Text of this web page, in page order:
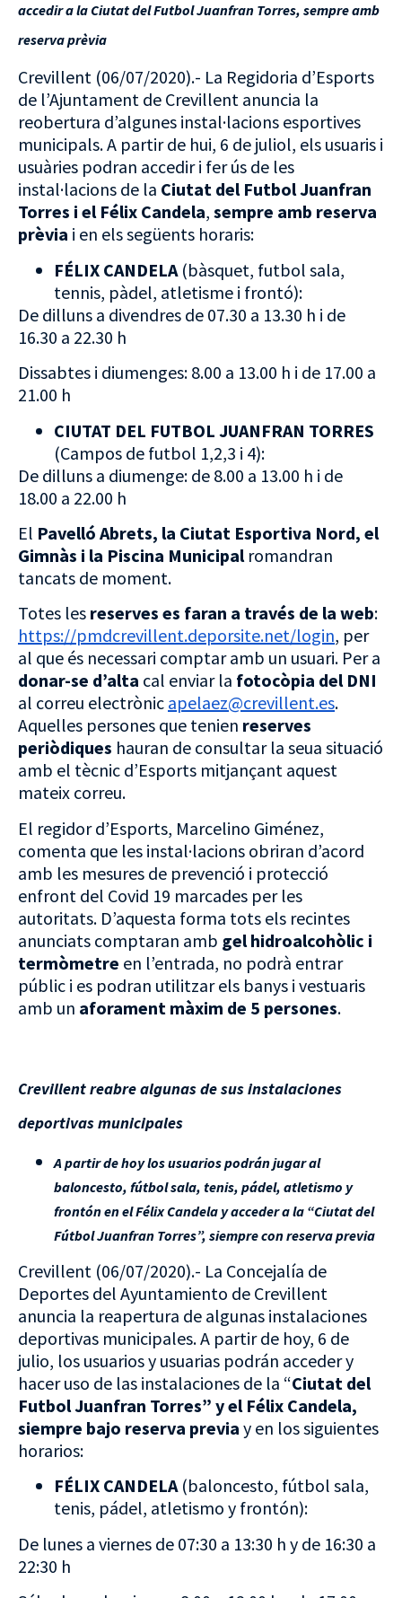
accedir a la Ciutat del Futbol Juanfran Torres, sempre amb
reserva prèvia
Crevillent (06/07/2020).- La Regidoria d’Esports
de l’Ajuntament de Crevillent anuncia la
reobertura d’algunes instal·lacions esportives
municipals. A partir de hui, 6 de juliol, els usuaris i
usuàries podran accedir i fer ús de les
instal·lacions de la Ciutat del Futbol Juanfran
Torres i el Félix Candela, sempre amb reserva
prèvia i en els següents horaris:
FÉLIX CANDELA(bàsquet, futbol sala,
tennis, pàdel, atletisme i frontó):
De dilluns a divendres de 07.30 a 13.30 h i de
16.30 a 22.30 h
Dissabtes i diumenges: 8.00 a 13.00 h i de 17.00 a
21.00 h
CIUTAT DEL FUTBOL JUANFRAN TORRES
(Campos de futbol 1,2,3 i 4):
De dilluns a diumenge: de 8.00 a 13.00 h i de
18.00 a 22.00 h
El Pavelló Abrets, la Ciutat Esportiva Nord, el
Gimnàs i la Piscina Municipal romandran
tancats de moment.
Totes les reserves es faran a través de la web:
https://pmdcrevillent.deporsite.net/login, per
al que és necessari comptar amb un usuari. Per a
donar-se d’alta cal enviar la fotocòpia del DNI
al correu electrònic apelaez@crevillent.es.
Aquelles persones que tenien reserves
periòdiques hauran de consultar la seua situació
amb el tècnic d’Esports mitjançant aquest
mateix correu.
El regidor d’Esports, Marcelino Giménez,
comenta que les instal·lacions obriran d’acord
amb les mesures de prevenció i protecció
enfront del Covid 19 marcades per les
autoritats. D’aquesta forma tots els recintes
anunciats comptaran amb gel hidroalcohòlic i
termòmetre en l’entrada, no podrà entrar
públic i es podran utilitzar els banys i vestuaris
amb un aforament màxim de 5 persones.
Crevillent reabre algunas de sus instalaciones
deportivas municipales
A partir de hoy los usuarios podrán jugar al
baloncesto, fútbol sala, tenis, pádel, atletismo y
frontón en el Félix Candela y acceder a la “Ciutat del
Fútbol Juanfran Torres”, siempre con reserva previa
Crevillent (06/07/2020).- La Concejalía de
Deportes del Ayuntamiento de Crevillent
anuncia la reapertura de algunas instalaciones
deportivas municipales. A partir de hoy, 6 de
julio, los usuarios y usuarias podrán acceder y
hacer uso de las instalaciones de la “Ciutat del
Futbol Juanfran Torres” y el Félix Candela,
siempre bajo reserva previa y en los siguientes
horarios:
FÉLIX CANDELA (baloncesto, fútbol sala,
tenis, pádel, atletismo y frontón):
De lunes a viernes de 07:30 a 13:30 h y de 16:30 a
22:30 h